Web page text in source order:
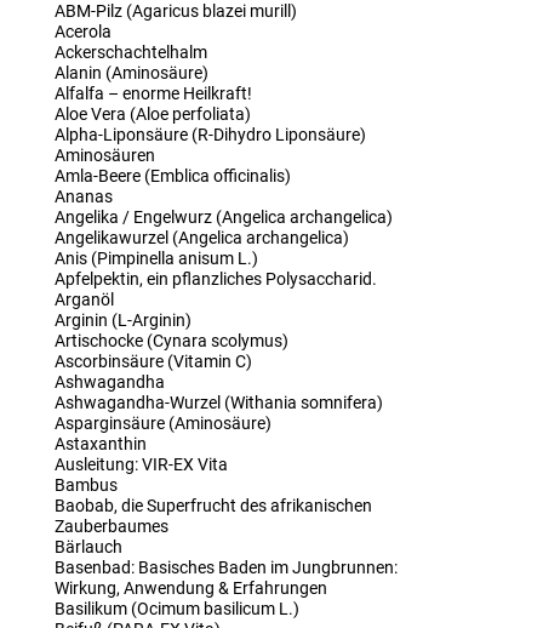
ABM-Pilz (Agaricus blazei murill)
Acerola
Ackerschachtelhalm
Alanin (Aminosäure)
Alfalfa – enorme Heilkraft!
Aloe Vera (Aloe perfoliata)
Alpha-Liponsäure (R-Dihydro Liponsäure)
Aminosäuren
Amla-Beere (Emblica officinalis)
Ananas
Angelika / Engelwurz (Angelica archangelica)
Angelikawurzel (Angelica archangelica)
Anis (Pimpinella anisum L.)
Apfelpektin, ein pflanzliches Polysaccharid.
Arganöl
Arginin (L-Arginin)
Artischocke (Cynara scolymus)
Ascorbinsäure (Vitamin C)
Ashwagandha
Ashwagandha-Wurzel (Withania somnifera)
Asparginsäure (Aminosäure)
Astaxanthin
Ausleitung: VIR-EX Vita
Bambus
Baobab, die Superfrucht des afrikanischen
Zauberbaumes
Bärlauch
Basenbad: Basisches Baden im Jungbrunnen:
Wirkung, Anwendung & Erfahrungen
Basilikum (Ocimum basilicum L.)